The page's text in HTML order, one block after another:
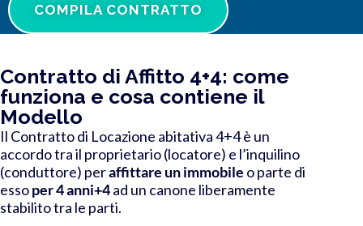
COMPILA CONTRATTO
Contratto di Affitto 4+4: come
funziona e cosa contiene il
Modello
Il Contratto di Locazione abitativa 4+4 è un
accordo tra il proprietario (locatore) e l’inquilino
(conduttore) peraffittare un immobile o parte di
essoper 4 anni+4ad un canone liberamente
stabilito tra le parti.